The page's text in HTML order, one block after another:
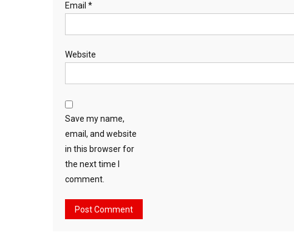
Email *
Website
Save my name,
email, and website
in this browser for
the next time I
comment.